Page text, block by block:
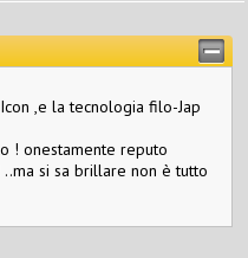
,e la tecnologia filo-Jap
! onestamente reputo
si sa brillare non è tutto